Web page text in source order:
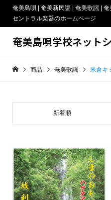
奄美島唄 | 奄美新民謡 | 奄美歌謡 | 奄
セントラル楽器のホームページ
奄美島唄学校ネット
商品 奄美歌謡 米倉キ
新着順